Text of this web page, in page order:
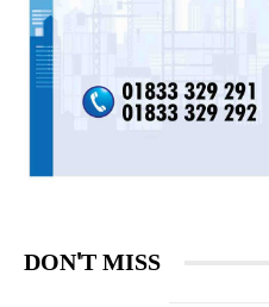
DON'T MISS